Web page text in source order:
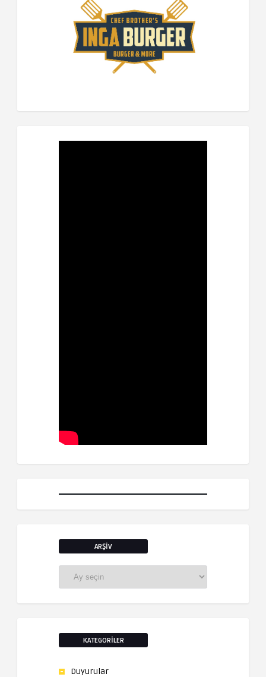
ARŞIV
KATEGORILER
Duyurular